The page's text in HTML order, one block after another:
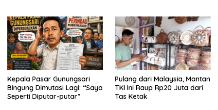
Kepala Pasar Gunungsari
Bingung Dimutasi Lagi: “Saya
Seperti Diputar-putar”
Pulang dari Malaysia, Mantan
TKI Ini Raup Rp20 Juta dari
Tas Ketak